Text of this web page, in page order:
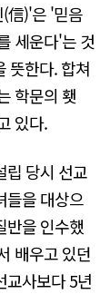
信)'은 '믿음
세운다'는 것
뜻한다. 합쳐
학문의 횃
있다.
립 당시 선교
들을 대상으
반을 인수했
배우고 있던
교사보다 5년